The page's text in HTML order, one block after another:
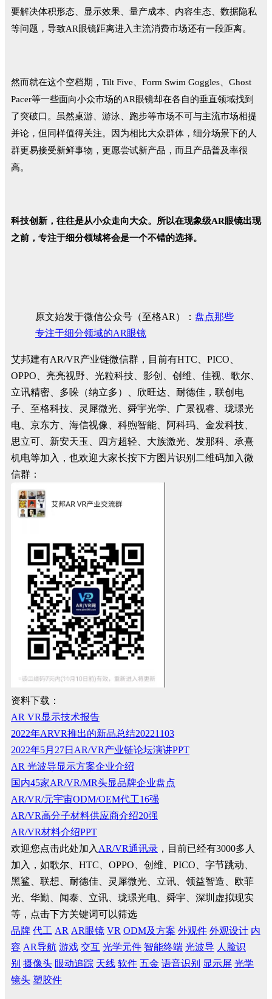
要解决体积形态、显示效果、量产成本、内容生态、数据隐私
等问题，导致AR眼镜距离进入主流消费市场还有一段距离。
然而就在这个空档期，Tilt Five、Form Swim Goggles、Ghost
Pacer等一些面向小众市场的AR眼镜却在各自的垂直领域找到
了突破口。虽然桌游、游泳、跑步等市场不可与主流市场相提
并论，但同样值得关注。因为相比大众群体，细分场景下的人
群更易接受新鲜事物，更愿尝试新产品，而且产品普及率很
高。
科技创新，往往是从小众走向大众。所以在现象级AR眼镜出现
之前，专注于细分领域将会是一个不错的选择。
原文始发于微信公众号（至格AR）： 盘点那些
专注于细分领域的AR眼镜
艾邦建有AR/VR产业链微信群，目前有HTC、PICO、
OPPO、亮亮视野、光粒科技、影创、创维、佳视、歌尔、
立讯精密、多哚（纳立多）、欣旺达、耐德佳，联创电
子、至格科技、灵犀微光、舜宇光学、广景视睿、珑璟光
电、京东方、海信视像、科煦智能、阿科玛、金发科技、
思立可、新安天玉、四方超轻、大族激光、发那科、承熹
机电等加入，也欢迎大家长按下方图片识别二维码加入微
信群：
资料下载：
AR VR显示技术报告
2022年ARVR推出的新品总结20221103
2022年5月27日AR/VR产业链论坛演讲PPT
AR 光波导显示方案企业介绍
国内45家AR/VR/MR头显品牌企业盘点
AR/VR/元宇宙ODM/OEM代工16强
AR/VR高分子材料供应商介绍20强
AR/VR材料介绍PPT
欢迎您点击此处加入 AR/VR通讯录 ，目前已经有3000多人
加入，如歌尔、HTC、OPPO、创维、PICO、字节跳动、
黑鲨、联想、耐德佳、灵犀微光、立讯、领益智造、欧菲
光、华勤、闻泰、立讯、珑璟光电、舜宇、深圳虚拟现实
等，点击下方关键词可以筛选
品牌 代工 AR AR眼镜 VR ODM及方案 外观件 外观设计 内
容 AR导航 游戏 交互 光学元件 智能终端 光波导 人脸识
别 摄像头 眼动追踪 天线 软件 五金 语音识别 显示屏 光学
镜头 塑胶件